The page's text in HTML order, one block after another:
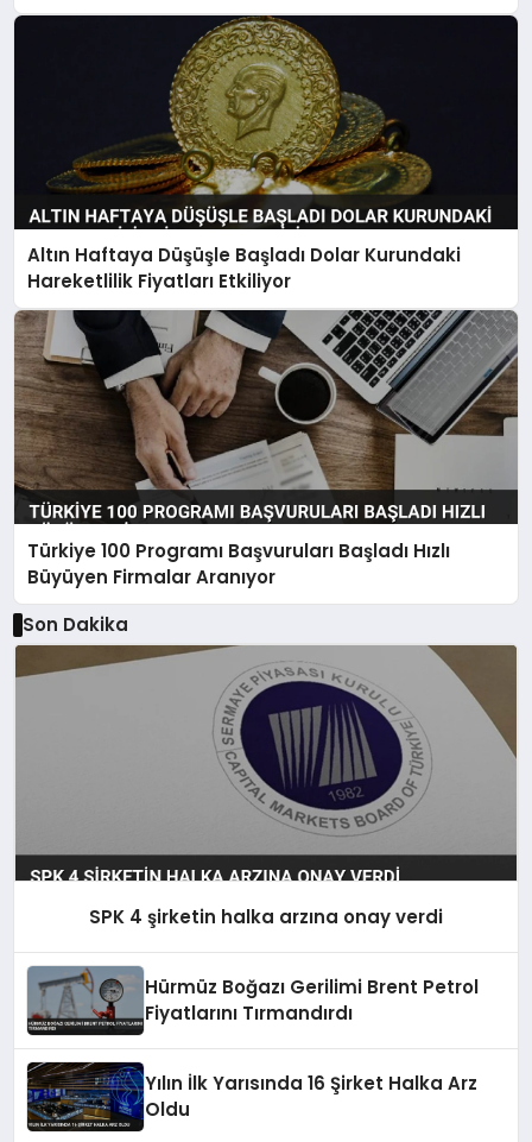
Altın Haftaya Düşüşle Başladı Dolar Kurundaki
Hareketlilik Fiyatları Etkiliyor
Türkiye 100 Programı Başvuruları Başladı Hızlı
Büyüyen Firmalar Aranıyor
Son Dakika
SPK 4 şirketin halka arzına onay verdi
Hürmüz Boğazı Gerilimi Brent Petrol
Fiyatlarını Tırmandırdı
Yılın İlk Yarısında 16 Şirket Halka Arz
Oldu